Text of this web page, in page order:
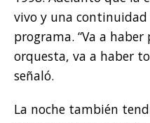
vivo y una continuidad
programa. “Va a
orquesta, va a haber
señaló.
La noche también